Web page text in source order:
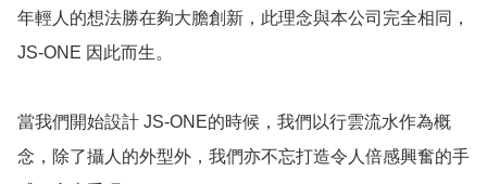
年輕人的想法勝在夠大膽創新，此理念與本公司完全相同，
JS-ONE 因此而生。
當我們開始設計 JS-ONE的時候，我們以行雲流水作為概
念，除了攝人的外型外，我們亦不忘打造令人倍感興奮的手